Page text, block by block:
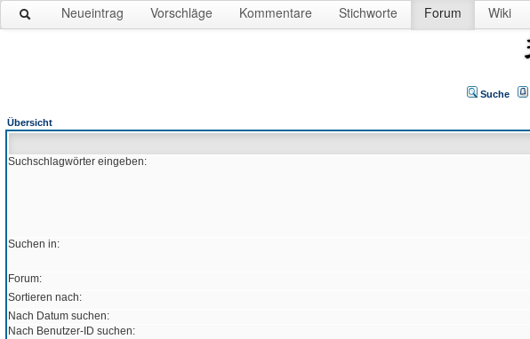
Neueintrag Vorschläge Kommentare Stichworte Forum Wiki
Suche
Übersicht
Suchschlagwörter eingeben:
Suchen in:
Forum:
Sortieren nach:
Nach Datum suchen:
Nach Benutzer-ID suchen: